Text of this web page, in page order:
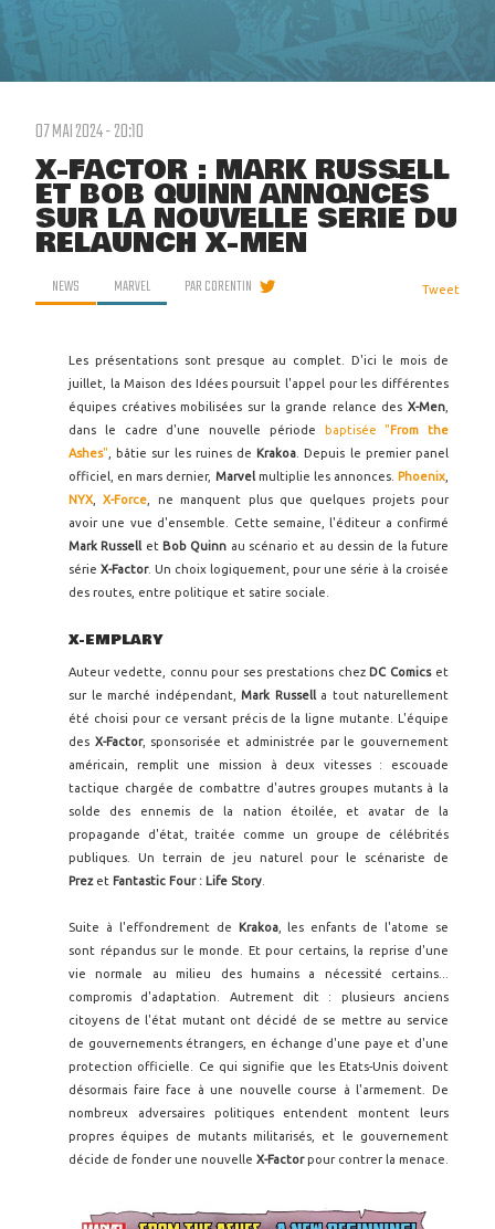
07 MAI 2024 - 20:10
X-FACTOR : MARK RUSSELL
ET BOB QUINN ANNONCÉS
SUR LA NOUVELLE SÉRIE DU
RELAUNCH X-MEN
NEWS MARVEL PARCORENTIN Tweet
Les présentations sont presque au complet. D'ici le mois de
juillet, la Maison des Idées poursuit l'appel pour les différentes
équipes créatives mobilisées sur la grande relance des X-Men
dans le cadre d'une nouvelle période
baptisée "From the
Ashes" , bâtie sur les ruines de Krakoa . Depuis le premier panel
officiel, en mars dernier, Marvelmultiplie les annonces. Phoenix
NYX ,X-Force , ne manquent plus que quelques projets pour
avoir une vue d'ensemble. Cette semaine, l'éditeur a confirmé
Mark Russell et Bob Quinn au scénario et au dessin de la future
série X-Factor. Un choix logiquement, pour une série à la croisée
des routes, entre politique et satire sociale.
X-EMPLARY
Auteur vedette, connu pour ses prestations chez DC Comicset
sur le marché indépendant, Mark Russella tout naturellement
été choisi pour ce versant précis de la ligne mutante. L'équipe
des X-Factor, sponsorisée et administrée par le gouvernement
américain, remplit une mission à deux vitesses : escouade
tactique chargée de combattre d'autres groupes mutants à la
solde des ennemis de la nation étoilée, et avatar de la
propagande d'état, traitée comme un groupe de célébrités
publiques. Un terrain de jeu naturel pour le scénariste de
Prezet Fantastic Four : Life Story
Suite à l'effondrement de Krakoa, les enfants de l'atome se
sont répandus sur le monde. Et pour certains, la reprise d'une
vie normale au milieu des humains a nécessité certains...
compromis d'adaptation. Autrement dit : plusieurs anciens
citoyens de l'état mutant ont décidé de se mettre au service
de gouvernements étrangers, en échange d'une paye et d'une
protection officielle. Ce qui signifie que les Etats-Unis doivent
désormais faire face à une nouvelle course à l'armement. De
nombreux adversaires politiques entendent montent leurs
propres équipes de mutants militarisés, et le gouvernement
décide de fonder une nouvelle X-Factorpour contrer la menace.